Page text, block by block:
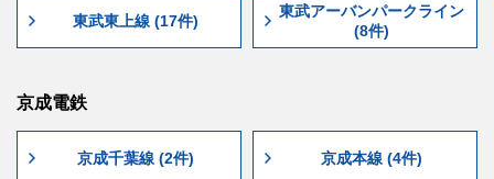
東武東上線 (17件)
東武アーバンパークライン
(8件)
京成電鉄
京成千葉線 (2件) 京成本線 (4件)